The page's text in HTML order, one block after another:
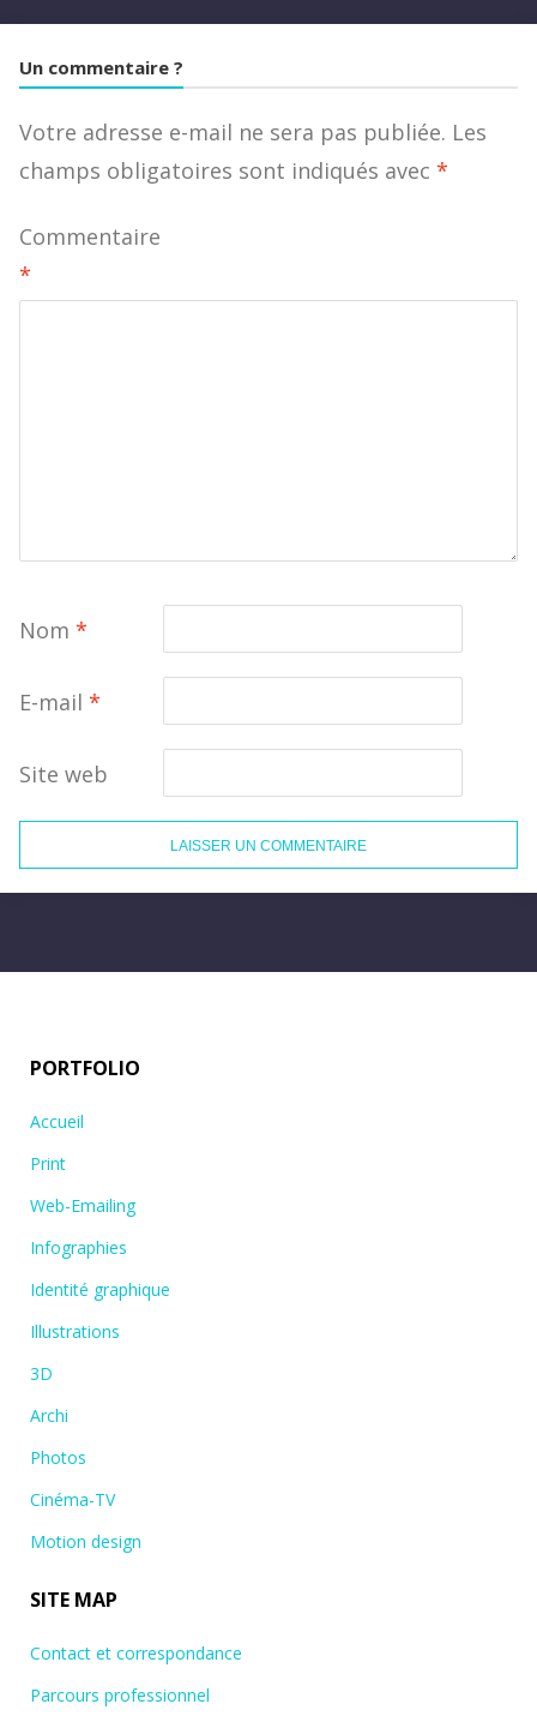
Un commentaire ?
Votre adresse e-mail ne sera pas publiée. Les
champs obligatoires sont indiqués avec *
Commentaire
*
Nom *
E-mail *
Site web
PORTFOLIO
Accueil
Print
Web-Emailing
Infographies
Identité graphique
Illustrations
3D
Archi
Photos
Cinéma-TV
Motion design
SITE MAP
Contact et correspondance
Parcours professionnel